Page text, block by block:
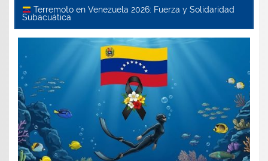
Terremoto en Venezuela 2026: Fuerza y Solidaridad
Subacuática